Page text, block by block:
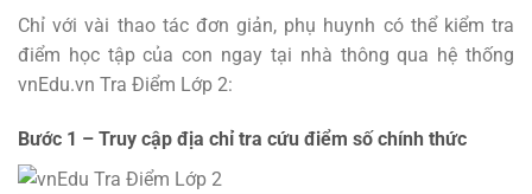
Chỉ với vài thao tác đơn giản, phụ huynh có thể kiểm tra
điểm học tập của con ngay tại nhà thông qua hệ thống
vnEdu.vn Tra Điểm Lớp 2:
Bước 1 – Truy cập địa chỉ tra cứu điểm số chính thức